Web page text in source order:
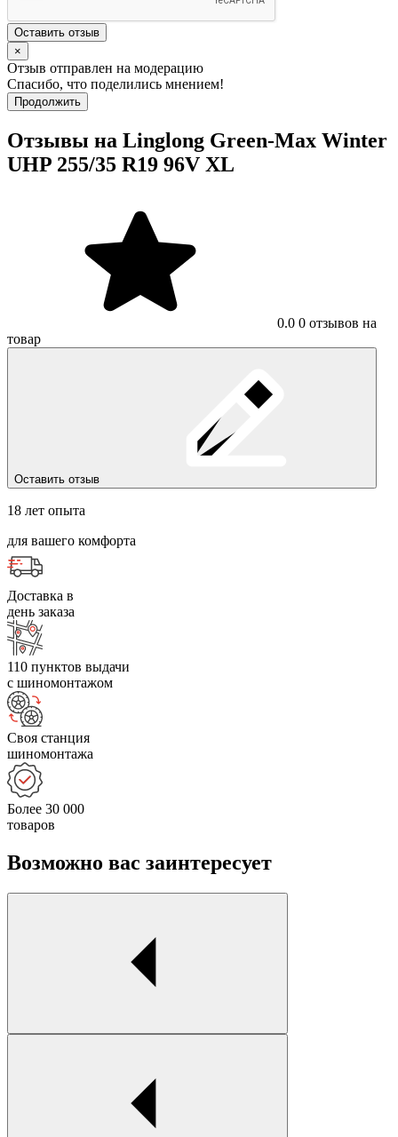
Оставить отзыв
×
Отзыв отправлен на модерацию
Спасибо, что поделились мнением!
Продолжить
Отзывы на Linglong Green-Max Winter
UHP 255/35 R19 96V XL
0.0 0 отзывов на
товар
Оставить отзыв
18 лет опыта
для вашего комфорта
Доставка в
день заказа
110 пунктов выдачи
с шиномонтажом
Своя станция
шиномонтажа
Более 30 000
товаров
Возможно вас заинтересует